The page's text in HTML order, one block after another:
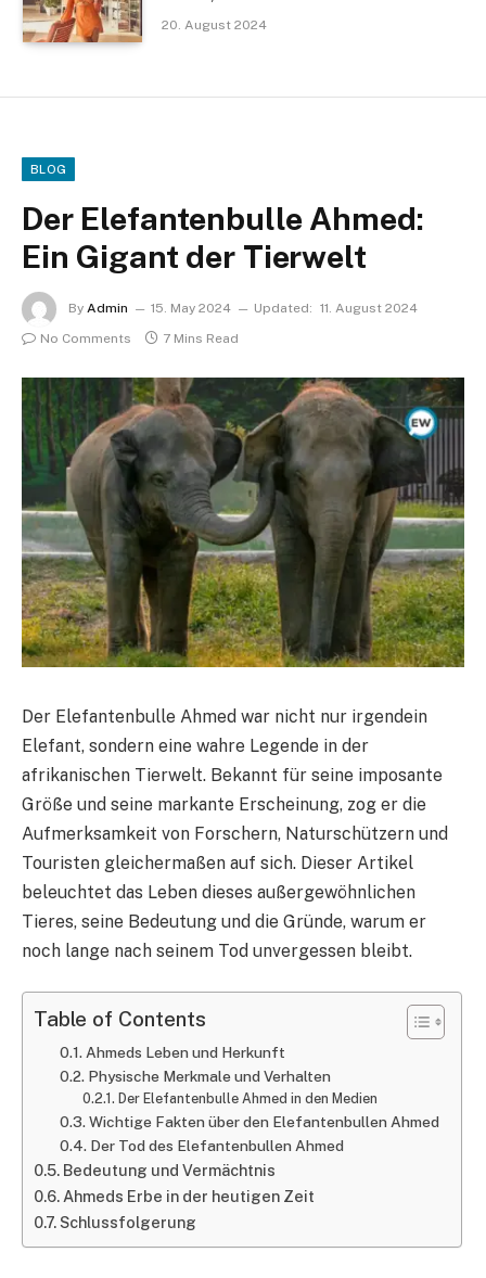
20. August 2024
BLOG
Der Elefantenbulle Ahmed:
Ein Gigant der Tierwelt
By Admin 15. May 2024 Updated: 11. August 2024
No Comments
7 Mins Read
Der Elefantenbulle Ahmed war nicht nur irgendein
Elefant, sondern eine wahre Legende in der
afrikanischen Tierwelt. Bekannt für seine imposante
Größe und seine markante Erscheinung, zog er die
Aufmerksamkeit von Forschern, Naturschützern und
Touristen gleichermaßen auf sich. Dieser Artikel
beleuchtet das Leben dieses außergewöhnlichen
Tieres, seine Bedeutung und die Gründe, warum er
noch lange nach seinem Tod unvergessen bleibt.
Table of Contents
Ahmeds Leben und Herkunft
Physische Merkmale und Verhalten
Der Elefantenbulle Ahmed in den Medien
Wichtige Fakten über den Elefantenbullen Ahmed
Der Tod des Elefantenbullen Ahmed
Bedeutung und Vermächtnis
Ahmeds Erbe in der heutigen Zeit
Schlussfolgerung